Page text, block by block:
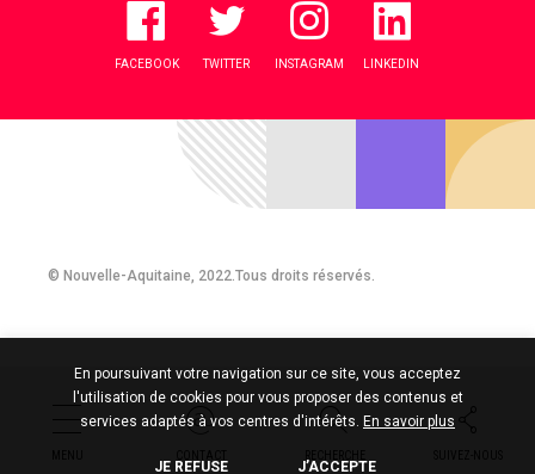
FACEBOOK TWITTER INSTAGRAM LINKEDIN
© Nouvelle-Aquitaine, 2022.Tous droits réservés.
En poursuivant votre navigation sur ce site, vous acceptez
l'utilisation de cookies pour vous proposer des contenus et
services adaptés à vos centres d'intérêts. En savoir plus
JE REFUSE J’ACCEPTE